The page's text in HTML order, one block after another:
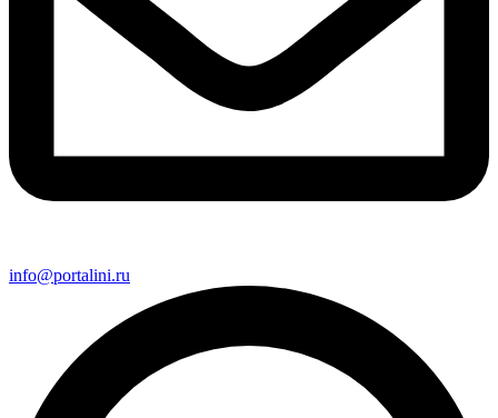
info@portalini.ru